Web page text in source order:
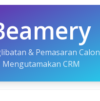
& Pemasaran Calon
Mengutamakan CRM